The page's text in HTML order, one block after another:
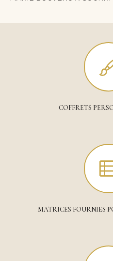
COFFRETS
MATRICES FOURNIES